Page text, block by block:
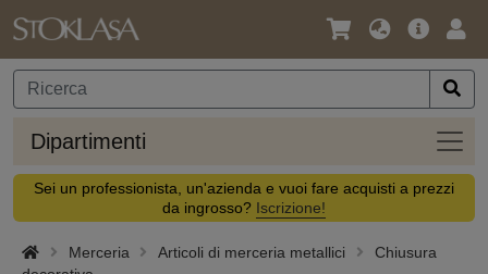
Lingua
Valuta
Offerta
Dipartimenti
Sei un professionista, un'azienda e vuoi fare acquisti a prezzi
da ingrosso? Iscrizione!
Merceria Articoli di merceria metallici
Chiusura